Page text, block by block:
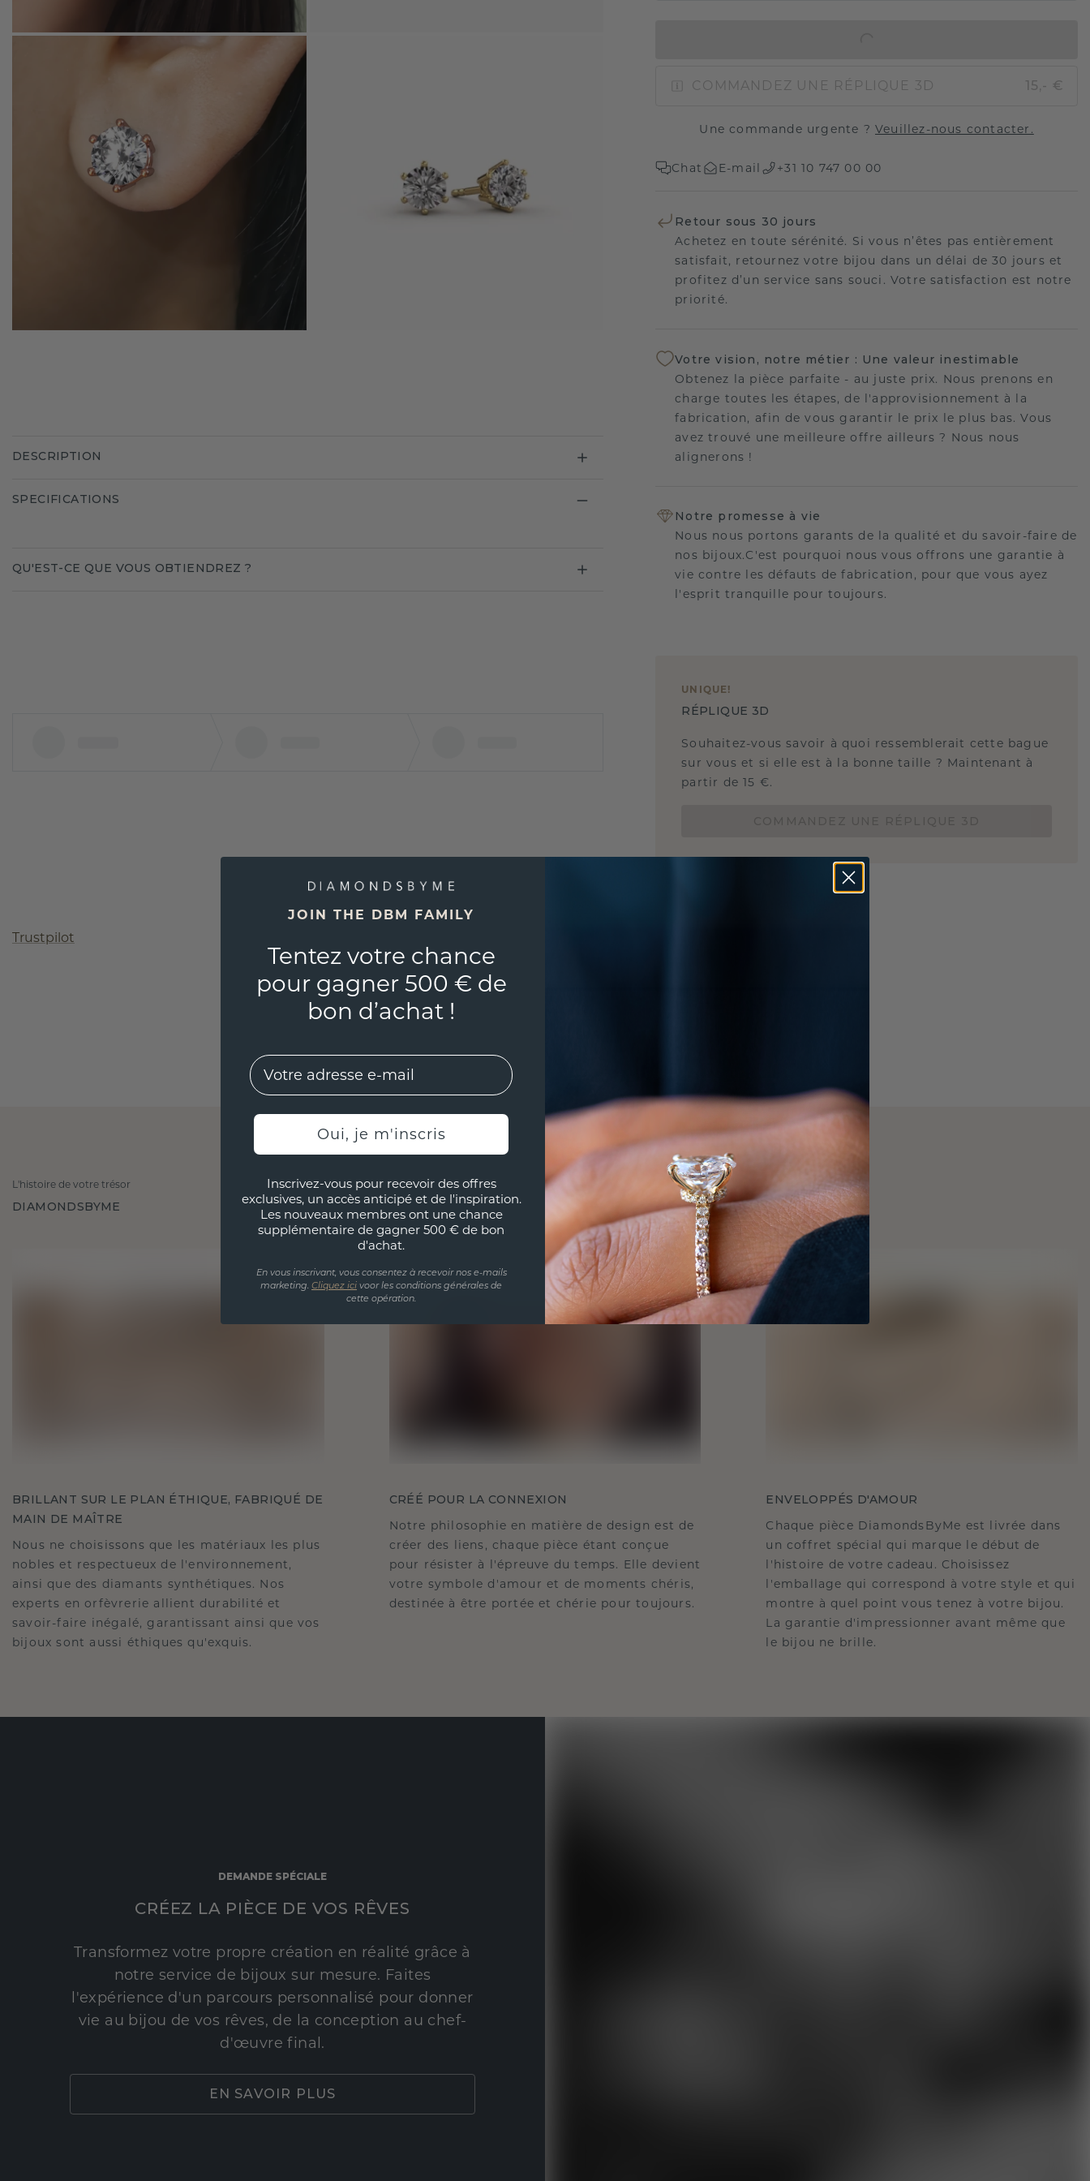
COMMANDEZ UNE RÉPLIQUE 3D 15,- €
Une commande urgente ? Veuillez-nous contacter.
Chat E-mail +31 10 747 00 00
Retour sous 30 jours
Achetez en toute sérénité. Si vous n’êtes pas entièrement
satisfait, retournez votre bijou dans un délai de 30 jours et
profitez d’un service sans souci. Votre satisfaction est notre
priorité.
Votre vision, notre métier : Une valeur inestimable
Obtenez la pièce parfaite - au juste prix. Nous prenons en
charge toutes les étapes, de l'approvisionnement à la
fabrication, afin de vous garantir le prix le plus bas. Vous
avez trouvé une meilleure offre ailleurs ? Nous nous
alignerons !
Notre promesse à vie
Nous nous portons garants de la qualité et du savoir-faire de
nos bijoux.C'est pourquoi nous vous offrons une garantie à
vie contre les défauts de fabrication, pour que vous ayez
l'esprit tranquille pour toujours.
UNIQUE !
RÉPLIQUE 3D
Souhaitez-vous savoir à quoi ressemblerait cette bague
sur vous et si elle est à la bonne taille ? Maintenant à
partir de 15 €.
DESCRIPTION
SPECIFICATIONS
QU'EST-CE QUE VOUS OBTIENDREZ ?
Trustpilot
L'histoire de votre trésor
DIAMONDSBYME
BRILLANT SUR LE PLAN ÉTHIQUE, FABRIQUÉ DE
MAIN DE MAÎTRE
Nous ne choisissons que les matériaux les plus
nobles et respectueux de l'environnement,
ainsi que des diamants synthétiques. Nos
experts en orfèvrerie allient durabilité et
savoir-faire inégalé, garantissant ainsi que vos
bijoux sont aussi éthiques qu'exquis.
CRÉÉ POUR LA CONNEXION
Notre philosophie en matière de design est de
créer des liens, chaque pièce étant conçue
pour résister à l'épreuve du temps. Elle devient
votre symbole d'amour et de moments chéris,
destinée à être portée et chérie pour toujours.
ENVELOPPÉS D'AMOUR
Chaque pièce DiamondsByMe est livrée dans
un coffret spécial qui marque le début de
l'histoire de votre cadeau. Choisissez
l'emballage qui correspond à votre style et qui
montre à quel point vous tenez à votre bijou.
La garantie d'impressionner avant même que
le bijou ne brille.
DEMANDE SPÉCIALE
CRÉEZ LA PIÈCE DE VOS RÊVES
Transformez votre propre création en réalité grâce à
notre service de bijoux sur mesure. Faites
l'expérience d'un parcours personnalisé pour donner
vie au bijou de vos rêves, de la conception au chef-
d'œuvre final.
EN SAVOIR PLUS
JOIN THE DBM FAMILY
Tentez votre chance
pour gagner 500 € de
bon d’achat !
EMail
Oui, je m'inscris
Inscrivez-vous pour recevoir des offres
exclusives, un accès anticipé et de l'inspiration.
Les nouveaux membres ont une chance
supplémentaire de gagner 500 € de bon
d'achat.
En vous inscrivant, vous consentez à recevoir nos e-mails
marketing. Cliquez ici voor les conditions générales de
cette opération.